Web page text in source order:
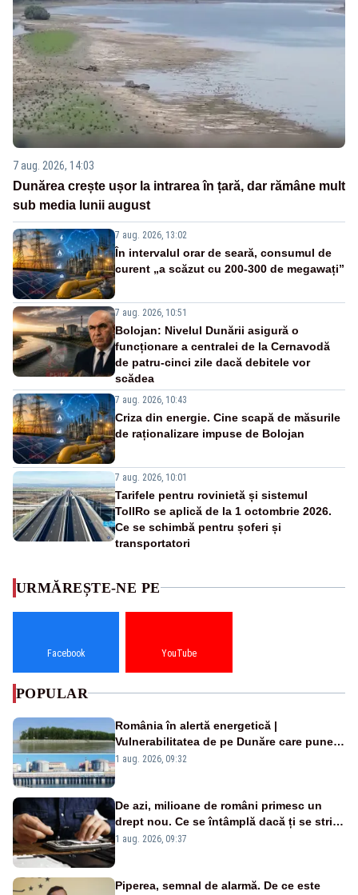
7 aug. 2026, 14:03
Dunărea crește ușor la intrarea în țară, dar rămâne mult
sub media lunii august
7 aug. 2026, 13:02
În intervalul orar de seară, consumul de
curent „a scăzut cu 200-300 de megawați”
7 aug. 2026, 10:51
Bolojan: Nivelul Dunării asigură o
funcționare a centralei de la Cernavodă
de patru-cinci zile dacă debitele vor
scădea
7 aug. 2026, 10:43
Criza din energie. Cine scapă de măsurile
de raționalizare impuse de Bolojan
7 aug. 2026, 10:01
Tarifele pentru rovinietă și sistemul
TollRo se aplică de la 1 octombrie 2026.
Ce se schimbă pentru șoferi și
transportatori
URMĂREȘTE-NE PE
Facebook YouTube
POPULAR
România în alertă energetică |
Vulnerabilitatea de pe Dunăre care pune
în pericol Centrala Cernavodă era
1 aug. 2026, 09:32
De azi, milioane de români primesc un
drept nou. Ce se întâmplă dacă ți se strică
un produs
1 aug. 2026, 09:37
Piperea, semnal de alarmă. De ce este